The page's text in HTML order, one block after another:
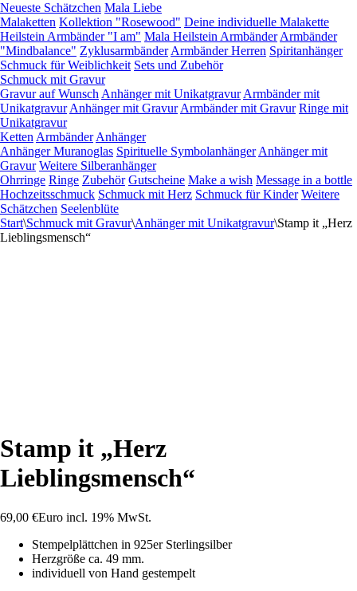
Neueste Schätzchen Mala Liebe
Malaketten Kollektion "Rosewood" Deine individuelle Malakette
Heilstein Armbänder "I am" Mala Heilstein Armbänder Armbänder
"Mindbalance" Zyklusarmbänder Armbänder Herren Spiritanhänger
Schmuck für Weiblichkeit Sets und Zubehör
Schmuck mit Gravur
Gravur auf Wunsch Anhänger mit Unikatgravur Armbänder mit
Unikatgravur Anhänger mit Gravur Armbänder mit Gravur Ringe mit
Unikatgravur
Ketten Armbänder Anhänger
Anhänger Muranoglas Spirituelle Symbolanhänger Anhänger mit
Gravur Weitere Silberanhänger
Ohrringe Ringe Zubehör Gutscheine Make a wish Message in a bottle
Hochzeitsschmuck Schmuck mit Herz Schmuck für Kinder Weitere
Schätzchen Seelenblüte
Start\Schmuck mit Gravur\Anhänger mit Unikatgravur\Stamp it „Herz
Lieblingsmensch“
Stamp it „Herz
Lieblingsmensch“
69,00 €Euro incl. 19% MwSt.
Stempelplättchen in 925er Sterlingsilber
Herzgröße ca. 49 mm.
individuell von Hand gestempelt